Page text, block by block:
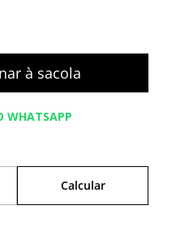
WHATSAPP